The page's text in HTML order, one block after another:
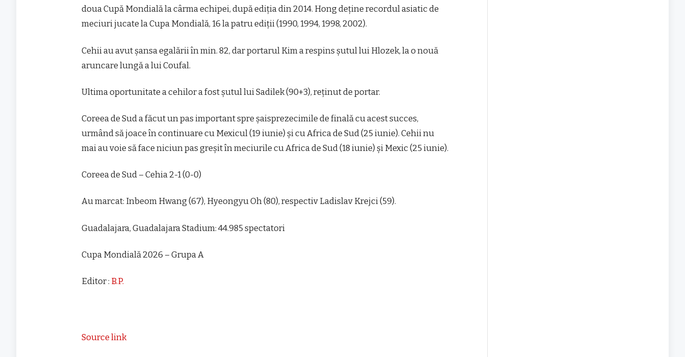
doua Cupă Mondială la cârma echipei, după ediţia din 2014. Hong deţine recordul asiatic de
meciuri jucate la Cupa Mondială, 16 la patru ediţii (1990, 1994, 1998, 2002).
Cehii au avut şansa egalării în min. 82, dar portarul Kim a respins şutul lui Hlozek, la o nouă
aruncare lungă a lui Coufal.
Ultima oportunitate a cehilor a fost şutul lui Sadilek (90+3), reţinut de portar.
Coreea de Sud a făcut un pas important spre şaisprezecimile de finală cu acest succes,
urmând să joace în continuare cu Mexicul (19 iunie) şi cu Africa de Sud (25 iunie). Cehii nu
mai au voie să face niciun pas greşit în meciurile cu Africa de Sud (18 iunie) şi Mexic (25 iunie).
Coreea de Sud – Cehia 2-1 (0-0)
Au marcat: Inbeom Hwang (67), Hyeongyu Oh (80), respectiv Ladislav Krejci (59).
Guadalajara, Guadalajara Stadium: 44.985 spectatori
Cupa Mondială 2026 – Grupa A
Editor : B.P.
Source link